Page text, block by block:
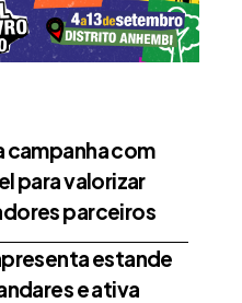
campanha com
para valorizar
parceiros
estande
e ativa